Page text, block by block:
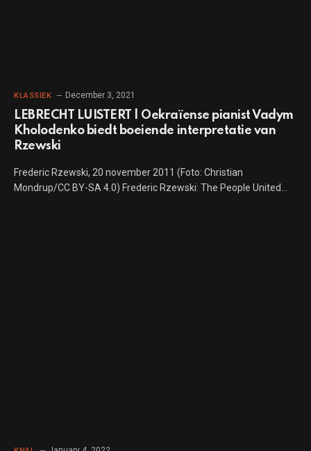
KLASSIEK December 3, 2021
LEBRECHT LUISTERT | Oekraïense pianist Vadym
Kholodenko biedt boeiende interpretatie van
Rzewski
Frederic Rzewski, 20 november 2011 (Foto: Christian
Mondrup/CC BY-SA 4.0) Frederic Rzewski: The People United…